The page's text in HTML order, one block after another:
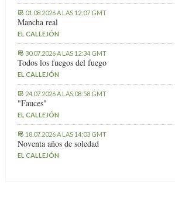
01.08.2026 A LAS 12:07 GMT
Mancha real
EL CALLEJÓN
30.07.2026 A LAS 12:34 GMT
Todos los fuegos del fuego
EL CALLEJÓN
24.07.2026 A LAS 08:58 GMT
"Fauces"
EL CALLEJÓN
18.07.2026 A LAS 14:03 GMT
Noventa años de soledad
EL CALLEJÓN